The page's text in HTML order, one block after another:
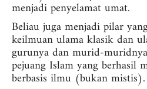
menjadi penyelamat umat.
Beliau juga menjadi pilar
keilmuan ulama klasik dan
gurunya dan murid-
pejuang Islam yang berhasil
berbasis ilmu (bukan mistis).